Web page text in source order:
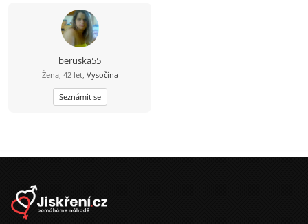
Muže nehledám a tak mi ani nepište.
beruska55
Žena, 42 let, Vysočina
Seznámit se